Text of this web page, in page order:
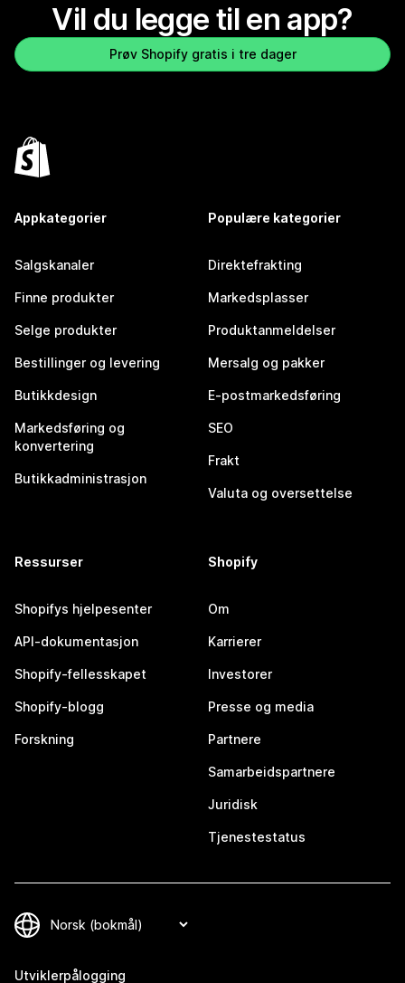
Vil du legge til en app?
Prøv Shopify gratis i tre dager
Appkategorier
Salgskanaler
Finne produkter
Selge produkter
Bestillinger og levering
Butikkdesign
Markedsføring og
konvertering
Butikkadministrasjon
Populære kategorier
Direktefrakting
Markedsplasser
Produktanmeldelser
Mersalg og pakker
E-postmarkedsføring
SEO
Frakt
Valuta og oversettelse
Ressurser
Shopifys hjelpesenter
API-dokumentasjon
Shopify-fellesskapet
Shopify-blogg
Forskning
Shopify
Om
Karrierer
Investorer
Presse og media
Partnere
Samarbeidspartnere
Juridisk
Tjenestestatus
Utviklerpålogging